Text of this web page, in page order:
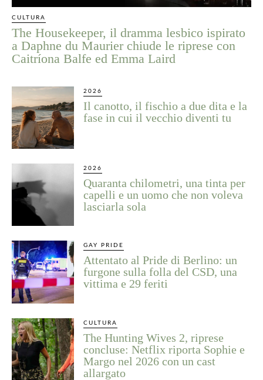
CULTURA
The Housekeeper, il dramma lesbico ispirato
a Daphne du Maurier chiude le riprese con
Caitríona Balfe ed Emma Laird
2026
Il canotto, il fischio a due dita e la
fase in cui il vecchio diventi tu
2026
Quaranta chilometri, una tinta per
capelli e un uomo che non voleva
lasciarla sola
GAY PRIDE
Attentato al Pride di Berlino: un
furgone sulla folla del CSD, una
vittima e 29 feriti
CULTURA
The Hunting Wives 2, riprese
concluse: Netflix riporta Sophie e
Margo nel 2026 con un cast
allargato